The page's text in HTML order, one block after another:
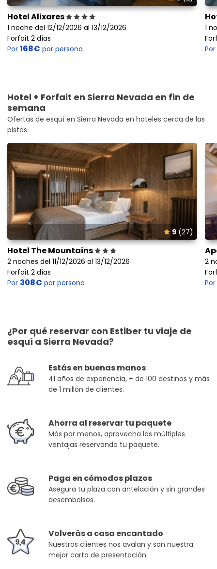
Hotel Alixares
1 noche del 12/12/2026 al 13/12/2026
Forfait 2 días
Por 168€ por persona
1
Por
Hotel + Forfait en Sierra Nevada en fin de
semana
Ofertas de esquí en Sierra Nevada en hoteles cerca de las
pistas
9(27)
Hotel The Mountains
2 noches del 11/12/2026 al 13/12/2026
Forfait 2 días
Por 308€ por persona
2
Por
¿Por qué reservar con Estiber tu viaje de
esquí a Sierra Nevada?
Estás en buenas manos
41 años de experiencia, + de 100 destinos y más
de 1 millón de clientes.
Ahorra al reservar tu paquete
Más por menos, aprovecha las múltiples
ventajas reservando tu paquete.
Paga en cómodos plazos
Asegura tu plaza con antelación y sin grandes
desembolsos.
Volverás a casa encantado
Nuestros clientes nos avalan y son nuestra
mejor carta de presentación.